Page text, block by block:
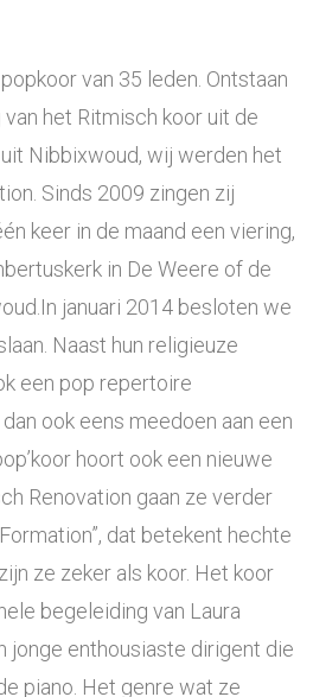
van 35 leden. Ontstaan
het Ritmisch koor uit de
Nibbixwoud, wij werden het
Sinds 2009 zingen zij
keer in de maand een viering,
in De Weere of de
januari 2014 besloten we
Naast hun religieuze
een pop repertoire
ook eens meedoen aan een
hoort ook een nieuwe
Renovation gaan ze verder
dat betekent hechte
ze zeker als koor. Het koor
begeleiding van Laura
jonge enthousiaste dirigent die
piano. Het genre wat ze